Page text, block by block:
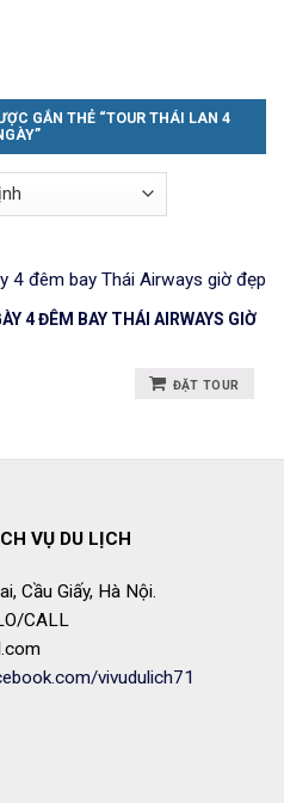
GẮN THẺ “TOUR THÁI LAN 4
4 ĐÊM BAY THÁI AIRWAYS GIỜ
ĐẶT TOUR
VỤ DU LỊCH
Cầu Giấy, Hà Nội.
CALL
vivudulich71